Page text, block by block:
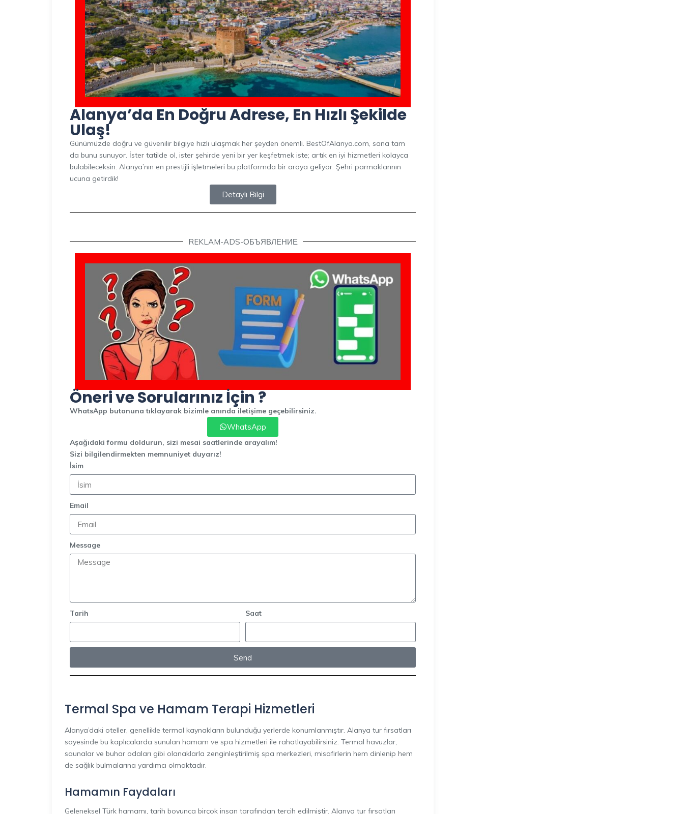
Alanya’da En Doğru Adrese, En Hızlı Şekilde
Ulaş!
Günümüzde doğru ve güvenilir bilgiye hızlı ulaşmak her şeyden önemli. BestOfAlanya.com, sana tam
da bunu sunuyor. İster tatilde ol, ister şehirde yeni bir yer keşfetmek iste; artık en iyi hizmetleri kolayca
bulabileceksin. Alanya’nın en prestijli işletmeleri bu platformda bir araya geliyor. Şehri parmaklarının
ucuna getirdik!
Detaylı Bilgi
REKLAM-ADS-ОБЪЯВЛЕНИЕ
Öneri ve Sorularınız İçin ?
WhatsApp butonuna tıklayarak bizimle anında iletişime geçebilirsiniz.
WhatsApp
Aşağıdaki formu doldurun, sizi mesai saatlerinde arayalım!
Sizi bilgilendirmekten memnuniyet duyarız!
İsim
Email
Message
Tarih Saat
Send
Termal Spa ve Hamam Terapi Hizmetleri
Alanya’daki oteller, genellikle termal kaynakların bulunduğu yerlerde konumlanmıştır. Alanya tur fırsatları
sayesinde bu kaplıcalarda sunulan hamam ve spa hizmetleri ile rahatlayabilirsiniz. Termal havuzlar,
saunalar ve buhar odaları gibi olanaklarla zenginleştirilmiş spa merkezleri, misafirlerin hem dinlenip hem
de sağlık bulmalarına yardımcı olmaktadır.
Hamamın Faydaları
Geleneksel Türk hamamı, tarih boyunca birçok insan tarafından tercih edilmiştir. Alanya tur fırsatları